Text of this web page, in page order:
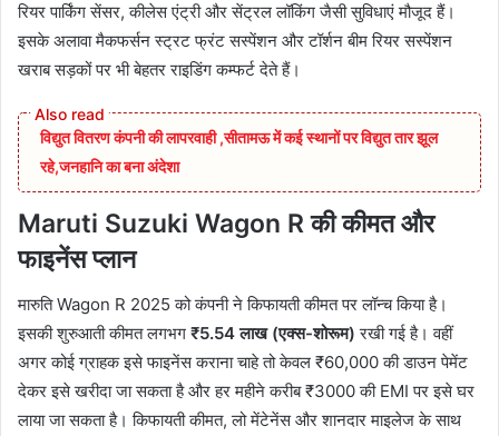
रियर पार्किंग सेंसर, कीलेस एंट्री और सेंट्रल लॉकिंग जैसी सुविधाएं मौजूद हैं।
इसके अलावा मैकफर्सन स्ट्रट फ्रंट सस्पेंशन और टॉर्शन बीम रियर सस्पेंशन
खराब सड़कों पर भी बेहतर राइडिंग कम्फर्ट देते हैं।
विद्युत वितरण कंपनी की लापरवाही ,सीतामऊ में कई स्थानों पर विद्युत तार झूल
रहे,जनहानि का बना अंदेशा
Maruti Suzuki Wagon R की कीमत और
फाइनेंस प्लान
मारुति Wagon R 2025 को कंपनी ने किफायती कीमत पर लॉन्च किया है।
इसकी शुरुआती कीमत लगभग ₹5.54 लाख (एक्स-शोरूम) रखी गई है। वहीं
अगर कोई ग्राहक इसे फाइनेंस कराना चाहे तो केवल ₹60,000 की डाउन पेमेंट
देकर इसे खरीदा जा सकता है और हर महीने करीब ₹3000 की EMI पर इसे घर
लाया जा सकता है। किफायती कीमत, लो मेंटेनेंस और शानदार माइलेज के साथ